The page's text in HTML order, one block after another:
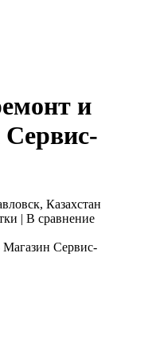
и
Сервис-
Казахстан
| В сравнение